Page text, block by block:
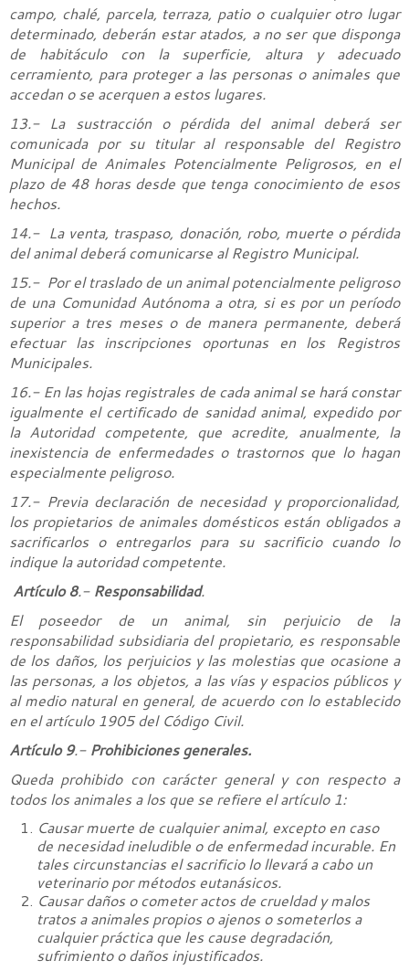
campo, chalé, parcela, terraza, patio o cualquier otro lugar
determinado, deberán estar atados, a no ser que disponga
de habitáculo con la superficie, altura y adecuado
cerramiento, para proteger a las personas o animales que
accedan o se acerquen a estos lugares.
13.- La sustracción o pérdida del animal deberá ser
comunicada por su titular al responsable del Registro
Municipal de Animales Potencialmente Peligrosos, en el
plazo de 48 horas desde que tenga conocimiento de esos
hechos.
14.- La venta, traspaso, donación, robo, muerte o pérdida
del animal deberá comunicarse al Registro Municipal.
15.- Por el traslado de un animal potencialmente peligroso
de una Comunidad Autónoma a otra, si es por un período
superior a tres meses o de manera permanente, deberá
efectuar las inscripciones oportunas en los Registros
Municipales.
16.- En las hojas registrales de cada animal se hará constar
igualmente el certificado de sanidad animal, expedido por
la Autoridad competente, que acredite, anualmente, la
inexistencia de enfermedades o trastornos que lo hagan
especialmente peligroso.
17.- Previa declaración de necesidad y proporcionalidad,
los propietarios de animales domésticos están obligados a
sacrificarlos o entregarlos para su sacrificio cuando lo
indique la autoridad competente.
Artículo 8.- Responsabilidad.
El poseedor de un animal, sin perjuicio de la
responsabilidad subsidiaria del propietario, es responsable
de los daños, los perjuicios y las molestias que ocasione a
las personas, a los objetos, a las vías y espacios públicos y
al medio natural en general, de acuerdo con lo establecido
en el artículo 1905 del Código Civil.
Artículo 9.- Prohibiciones generales.
Queda prohibido con carácter general y con respecto a
todos los animales a los que se refiere el artículo 1:
Causar muerte de cualquier animal, excepto en caso
de necesidad ineludible o de enfermedad incurable. En
tales circunstancias el sacrificio lo llevará a cabo un
veterinario por métodos eutanásicos.
Causar daños o cometer actos de crueldad y malos
tratos a animales propios o ajenos o someterlos a
cualquier práctica que les cause degradación,
sufrimiento o daños injustificados.